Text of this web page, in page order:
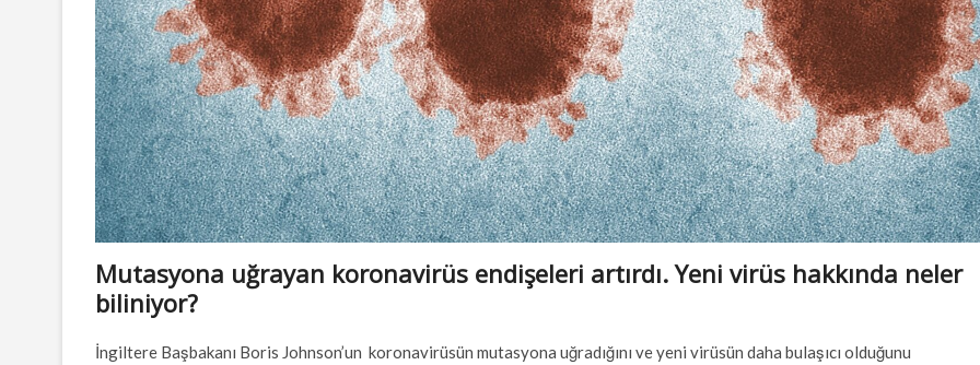
Mutasyona uğrayan koronavirüs endişeleri artırdı. Yeni virüs hakkında neler
biliniyor?
İngiltere Başbakanı Boris Johnson’un koronavirüsün mutasyona uğradığını ve yeni virüsün daha bulaşıcı olduğunu